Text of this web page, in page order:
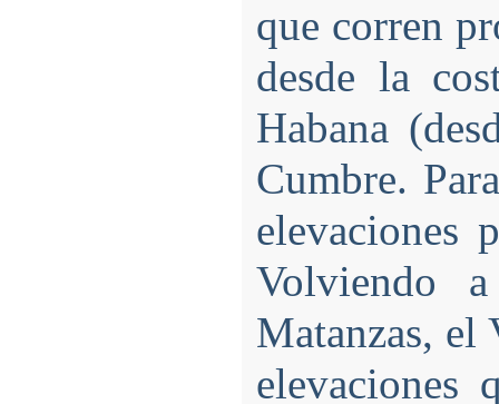
que corren
desde la
Habana
Cumbre.
elevaciones
Volviendo
Matanzas, el
elevaciones